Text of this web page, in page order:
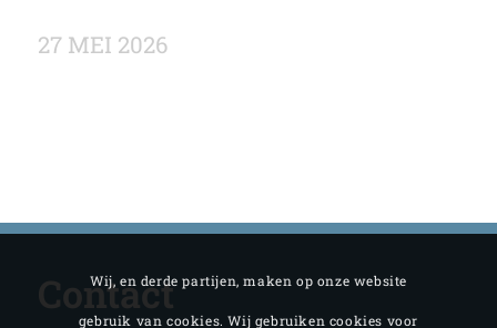
27 MEI 2026
Contact
Wij, en derde partijen, maken op onze website
gebruik van cookies. Wij gebruiken cookies voor